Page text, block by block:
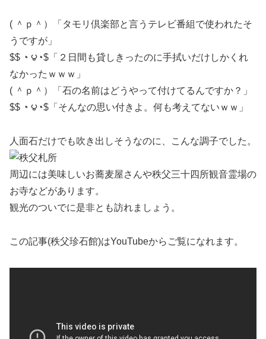
( ＾ｐ＾）「タモリ倶楽部と言うテレビ番組で使われたそ
うですが」
$$ ◔ ౪◔$「２日間も貸しきったのに手拭いだけしかくれ
なかったｗｗｗ」
( ＾ｐ＾）「石の名前はどうやって付けてるんですか？」
$$ ◔ ౪◔$「そんなの思い付きよ。何も考えてないｗｗ」
人面石だけでも吹き出しそうなのに、こんな調子でした。
周辺には美味しいお蕎麦屋さんや秩父三十四所観音霊場の
お寺などがあります。
観光のついでに是非とも訪れましょう。
この記事(秩父珍石館)はYouTubeからご覧になれます。